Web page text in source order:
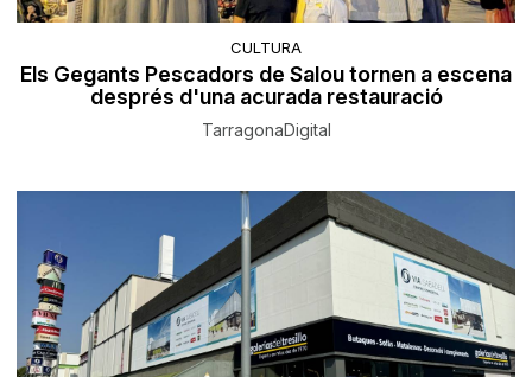
CULTURA
Els Gegants Pescadors de Salou tornen a escena
després d'una acurada restauració
TarragonaDigital